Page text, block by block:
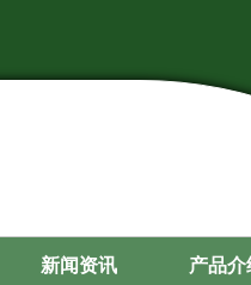
新闻资讯 产品介